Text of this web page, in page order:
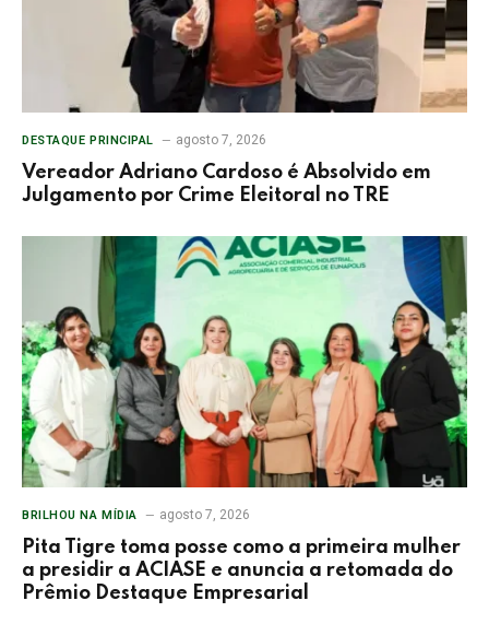
DESTAQUE PRINCIPAL agosto 7, 2026
Vereador Adriano Cardoso é Absolvido em
Julgamento por Crime Eleitoral no TRE
BRILHOU NA MÍDIA agosto 7, 2026
Pita Tigre toma posse como a primeira mulher
a presidir a ACIASE e anuncia a retomada do
Prêmio Destaque Empresarial